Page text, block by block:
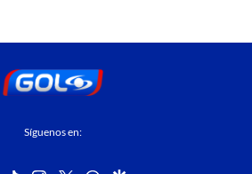
Síguenos en: